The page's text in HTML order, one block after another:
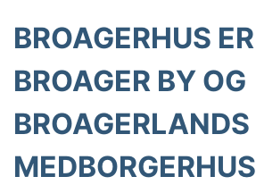
BROAGERHUS ER
BROAGER BY OG
BROAGERLANDS
MEDBORGERHUS